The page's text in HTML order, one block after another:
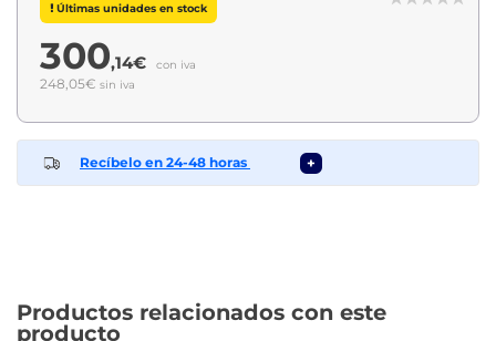
Últimas unidades en stock
300,14€ con iva
248,05€ sin iva
Recíbelo en 24-48 horas +
Productos relacionados con este
producto